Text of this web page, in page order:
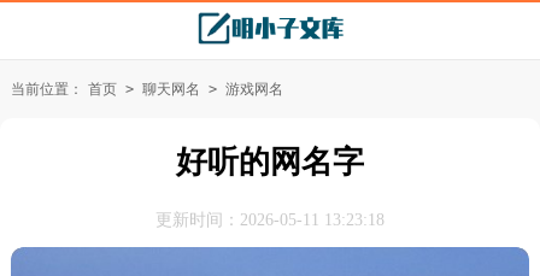
当前位置： 首页 > 聊天网名 > 游戏网名
好听的网名字
更新时间：2026-05-11 13:23:18